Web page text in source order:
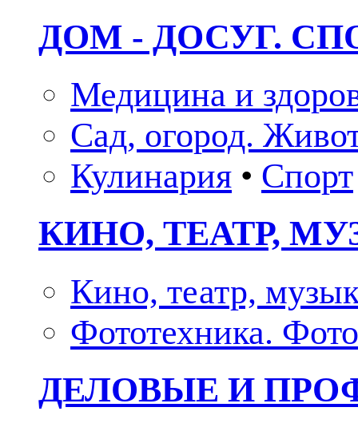
ДОМ - ДОСУГ.
Медицина и
Сад, огород.
Кулинария • Спорт
КИНО, ТЕАТР,
Кино, театр,
Фототехника.
ДЕЛОВЫЕ И